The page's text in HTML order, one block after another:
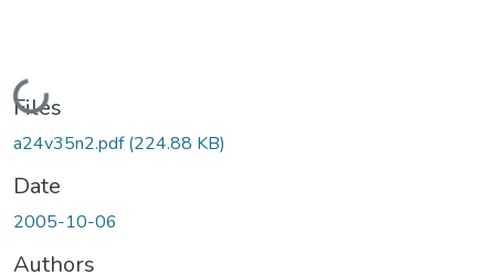
Loading...
Files
a24v35n2.pdf(224.88 KB)
Date
2005-10-06
Authors